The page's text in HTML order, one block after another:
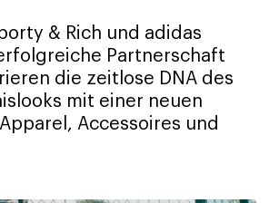
& Rich und adidas
Partnerschaft
die zeitlose DNA des
mit einer neuen
Accessoires und